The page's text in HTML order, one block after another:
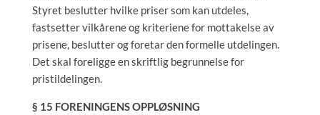
Styret beslutter hvilke priser som kan utdeles,
fastsetter vilkårene og kriteriene for mottakelse av
prisene, beslutter og foretar den formelle utdelingen.
Det skal foreligge en skriftlig begrunnelse for
pristildelingen.
§ 15 FORENINGENS OPPLØSNING